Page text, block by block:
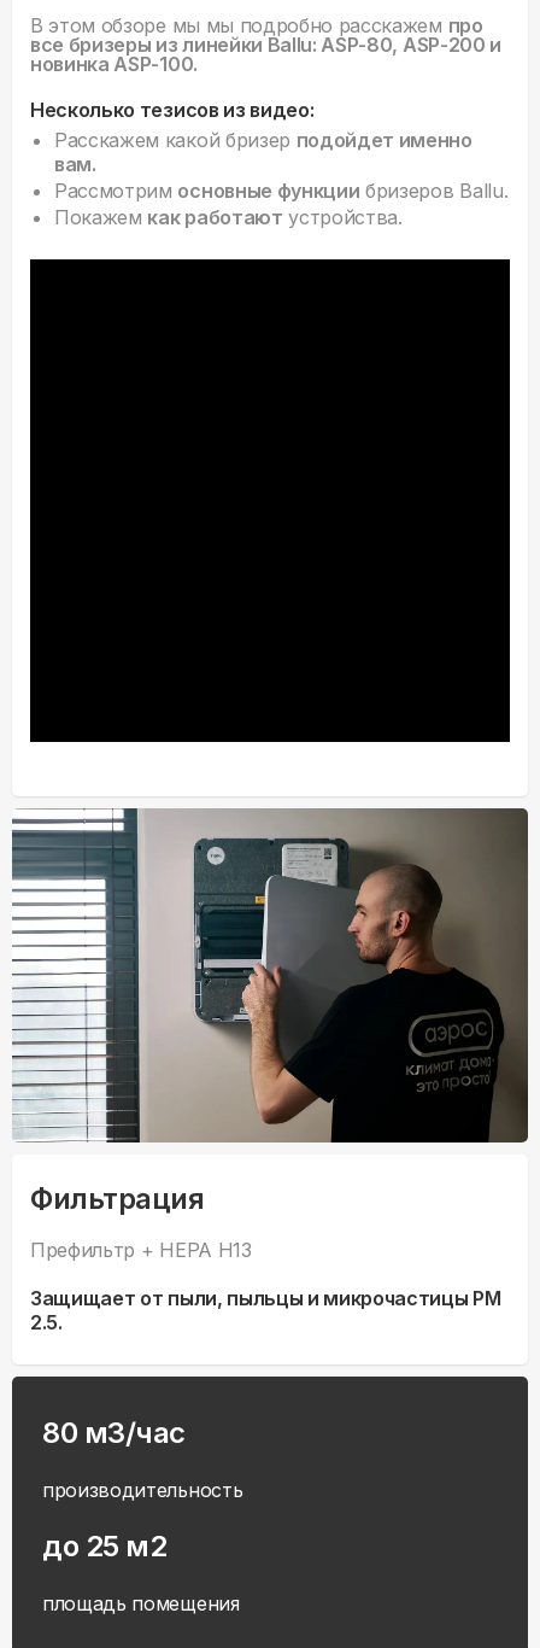
В этом обзоре мы мы подробно расскажем про
все бризеры из линейки Ballu: ASP-80, ASP-200 и
новинка ASP-100.
Несколько тезисов из видео:
Расскажем какой бризер подойдет именно
вам.
Рассмотрим основные функции бризеров Ballu.
Покажем как работают устройства.
Фильтрация
Префильтр + HEPA H13
Защищает от пыли, пыльцы и микрочастицы PM
2.5.
80 м3/час
производительность
до 25 м2
площадь помещения